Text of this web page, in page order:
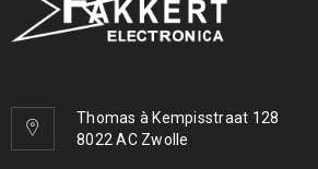
Thomas à Kempisstraat 128
8022 AC Zwolle